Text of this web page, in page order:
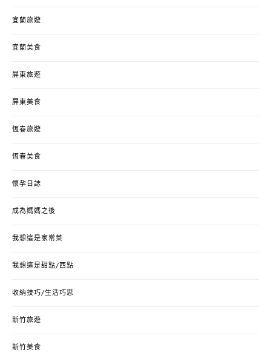
宜蘭旅遊
宜蘭美食
屏東旅遊
屏東美食
恆春旅遊
恆春美食
懷孕日誌
成為媽媽之後
我想這是家常菜
我想這是甜點/西點
收納技巧/生活巧思
新竹旅遊
新竹美食